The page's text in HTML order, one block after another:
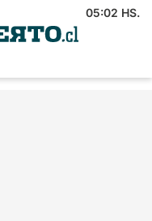
05:02 HS.